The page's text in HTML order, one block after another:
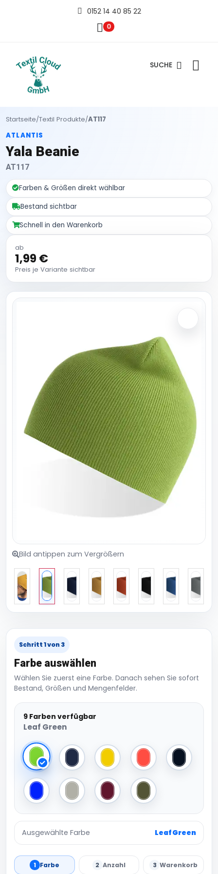
0152 14 40 85 22
0
SUCHE
Startseite/Textil Produkte/AT117
ATLANTIS
Yala Beanie
AT117
Farben & Größen direkt wählbar
Bestand sichtbar
Schnell in den Warenkorb
ab
1,99 €
Preis je Variante sichtbar
Bild antippen zum Vergrößern
Schritt 1 von 3
Farbe auswählen
Wählen Sie zuerst eine Farbe. Danach sehen Sie sofort
Bestand, Größen und Mengenfelder.
9 Farben verfügbar
Leaf Green
Leaf Green Navy Mustard Orange Black
Royal Light Grey Burgundy Olive
Ausgewählte Farbe Leaf Green
1 Farbe 2 Anzahl 3 Warenkorb